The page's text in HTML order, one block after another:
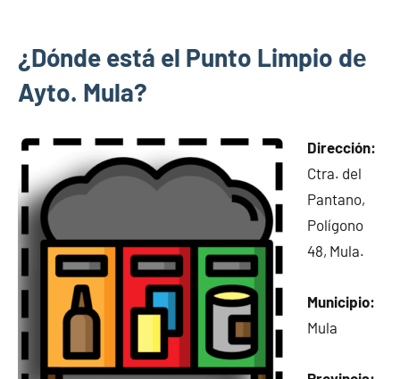
limpios en
municipios
de Murcia
26,
2024
¿Dónde está el Punto Limpio dе
Ayto. Mula?
Dirección:
Ctra. del
Pantano,
Polígono
48, Mula.
Municipio:
Mula